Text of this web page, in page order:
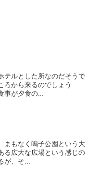
テルとした所なのだそうで
から来るのでしょう
が夕食の...
まもなく鳴子公園という大
る広大な広場という感じの
、そ...